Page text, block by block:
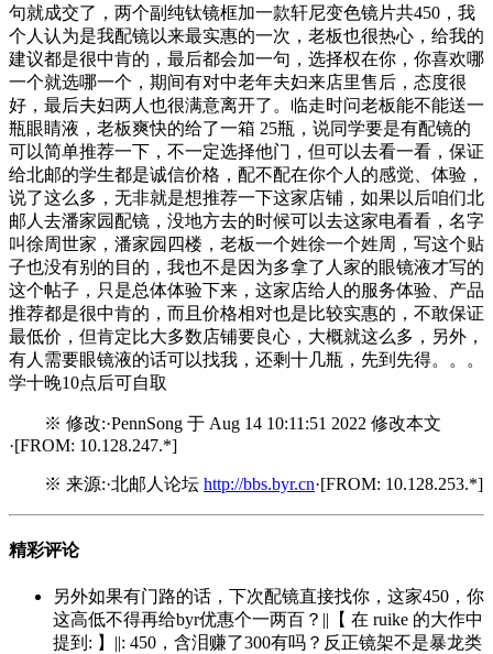
句就成交了，两个副纯钛镜框加一款轩尼变色镜片共450，我
个人认为是我配镜以来最实惠的一次，老板也很热心，给我的
建议都是很中肯的，最后都会加一句，选择权在你，你喜欢哪
一个就选哪一个，期间有对中老年夫妇来店里售后，态度很
好，最后夫妇两人也很满意离开了。临走时问老板能不能送一
瓶眼睛液，老板爽快的给了一箱 25瓶，说同学要是有配镜的
可以简单推荐一下，不一定选择他门，但可以去看一看，保证
给北邮的学生都是诚信价格，配不配在你个人的感觉、体验，
说了这么多，无非就是想推荐一下这家店铺，如果以后咱们北
邮人去潘家园配镜，没地方去的时候可以去这家电看看，名字
叫徐周世家，潘家园四楼，老板一个姓徐一个姓周，写这个贴
子也没有别的目的，我也不是因为多拿了人家的眼镜液才写的
这个帖子，只是总体体验下来，这家店给人的服务体验、产品
推荐都是很中肯的，而且价格相对也是比较实惠的，不敢保证
最低价，但肯定比大多数店铺要良心，大概就这么多，另外，
有人需要眼镜液的话可以找我，还剩十几瓶，先到先得。。。
学十晚10点后可自取
※ 修改:·PennSong 于 Aug 14 10:11:51 2022 修改本文
·[FROM: 10.128.247.*]
※ 来源:·北邮人论坛 http://bbs.byr.cn·[FROM: 10.128.253.*]
精彩评论
另外如果有门路的话，下次配镜直接找你，这家450，你
这高低不得再给byr优惠个一两百？||【 在 ruike 的大作中
提到: 】||: 450，含泪赚了300有吗？反正镜架不是暴龙类